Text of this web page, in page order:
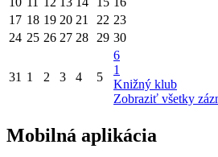
17 18 19 20 21 22 23
24 25 26 27 28 29 30
31 1 2 3 4 5
6
1
Knižný klub
Zobraziť všetky
Mobilná aplikácia